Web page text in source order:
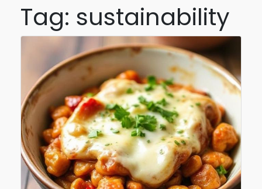
Tag: sustainability